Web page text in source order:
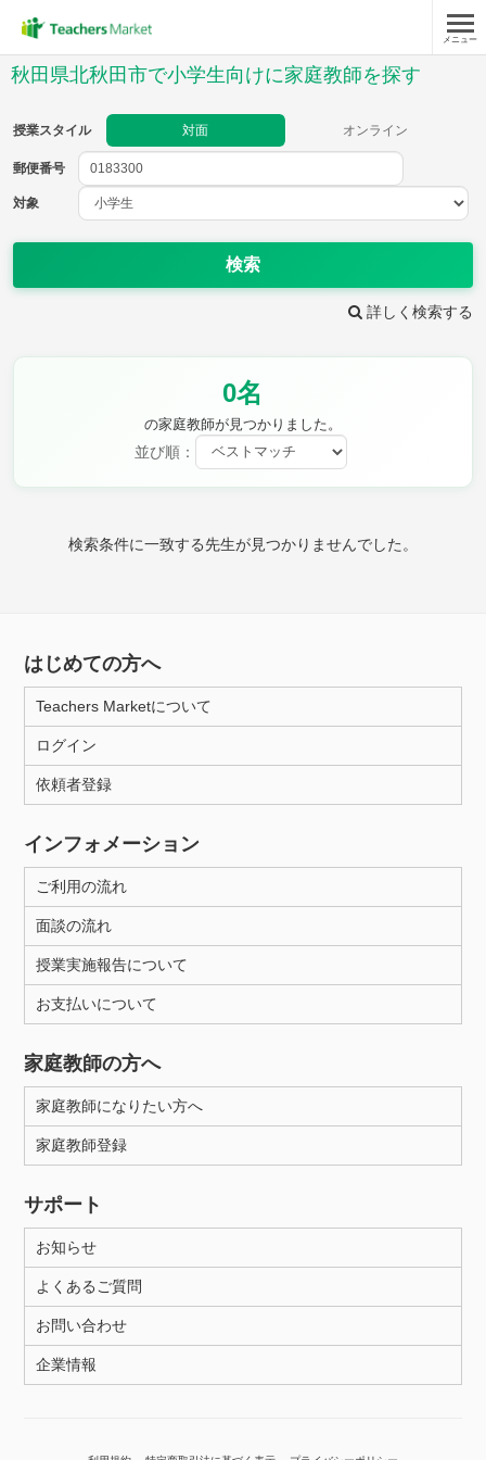
メニュー
秋田県北秋田市で小学生向けに家庭教師を探す
授業スタイル 対面 オンライン
郵便番号
対象
検索
詳しく検索する
0名
の家庭教師が見つかりました。
並び順：
検索条件に一致する先生が見つかりませんでした。
郵便番号
教科
理科
保健・体育 図画工作 書写
月曜日 火曜日
所属大学
距離：15km以内
年齢：18-101歳
はじめての方へ
Teachers Marketについて
ログイン
依頼者登録
インフォメーション
ご利用の流れ
面談の流れ
授業実施報告について
お支払いについて
家庭教師の方へ
家庭教師になりたい方へ
家庭教師登録
サポート
お知らせ
よくあるご質問
お問い合わせ
企業情報